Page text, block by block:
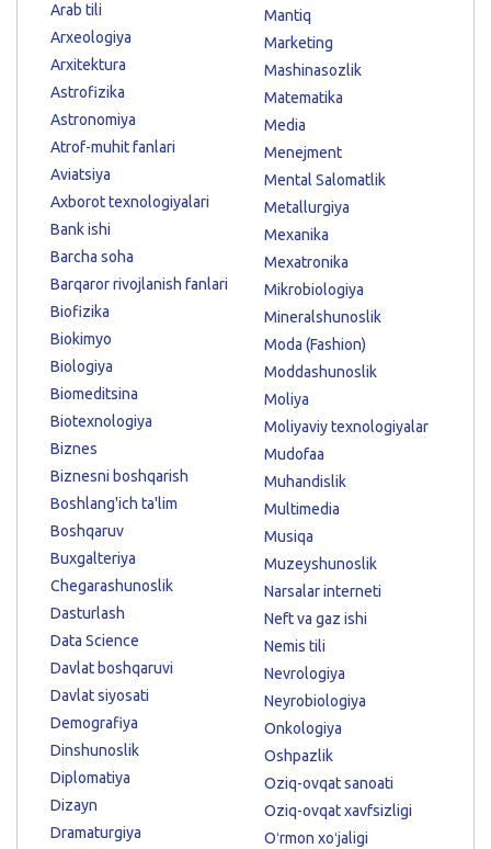
Arab tili
Arxeologiya
Arxitektura
Astrofizika
Astronomiya
Atrof-muhit fanlari
Aviatsiya
Axborot texnologiyalari
Bank ishi
Barcha soha
Barqaror rivojlanish fanlari
Biofizika
Biokimyo
Biologiya
Biomeditsina
Biotexnologiya
Biznes
Biznesni boshqarish
Boshlang'ich ta'lim
Boshqaruv
Buxgalteriya
Chegarashunoslik
Dasturlash
Data Science
Davlat boshqaruvi
Davlat siyosati
Demografiya
Dinshunoslik
Diplomatiya
Dizayn
Dramaturgiya
Mantiq
Marketing
Mashinasozlik
Matematika
Media
Menejment
Mental Salomatlik
Metallurgiya
Mexanika
Mexatronika
Mikrobiologiya
Mineralshunoslik
Moda (Fashion)
Moddashunoslik
Moliya
Moliyaviy texnologiyalar
Mudofaa
Muhandislik
Multimedia
Musiqa
Muzeyshunoslik
Narsalar interneti
Neft va gaz ishi
Nemis tili
Nevrologiya
Neyrobiologiya
Onkologiya
Oshpazlik
Oziq-ovqat sanoati
Oziq-ovqat xavfsizligi
Oʻrmon xoʻjaligi